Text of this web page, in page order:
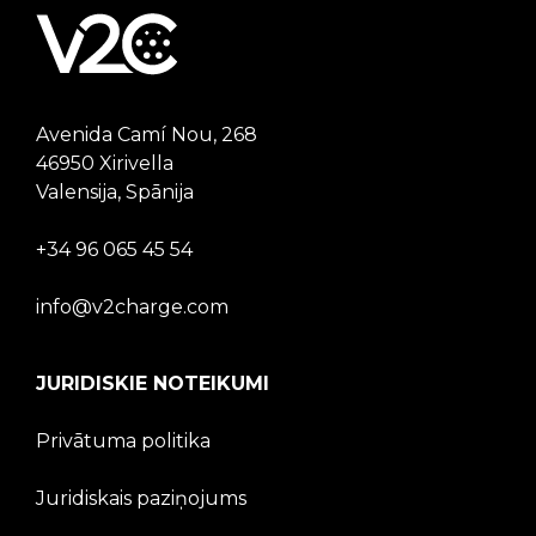
Avenida Camí Nou, 268
46950 Xirivella
Valensija, Spānija
+34 96 065 45 54
info@v2charge.com
JURIDISKIE NOTEIKUMI
Privātuma politika
Juridiskais paziņojums